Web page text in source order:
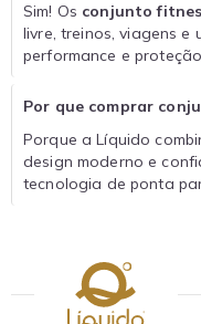
Sim! Os conjunto
livre, treinos, viagens e
performance e
Por que comprar
Porque a Líquido
design moderno e
tecnologia de ponta